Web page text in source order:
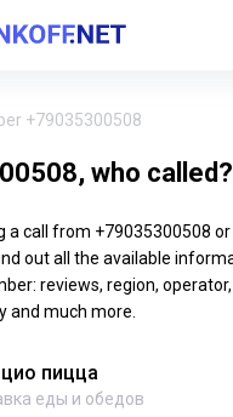
+79035300508
who called?
a call from +79035300508
out all the available
reviews, region,
and much more.
пицца
еды и обедов